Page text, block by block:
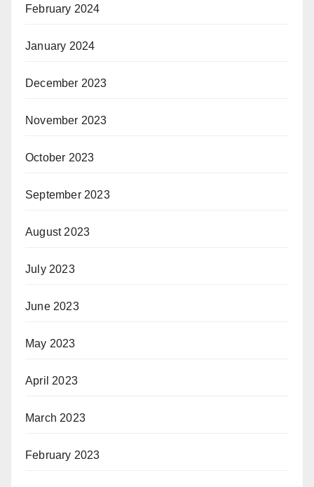
February 2024
January 2024
December 2023
November 2023
October 2023
September 2023
August 2023
July 2023
June 2023
May 2023
April 2023
March 2023
February 2023